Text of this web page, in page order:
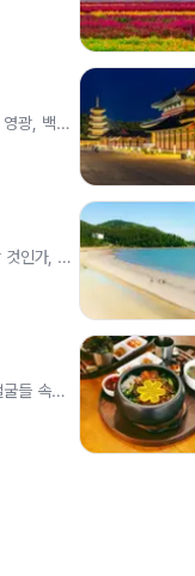
광, 백제
인가, 또
들 속에